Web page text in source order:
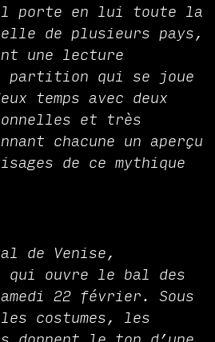
porte en lui toute la
de plusieurs pays,
une lecture
partition qui se joue
temps avec deux
et très
chacune un aperçu
de ce mythique
de Venise,
qui ouvre le bal des
22 février. Sous
costumes, les